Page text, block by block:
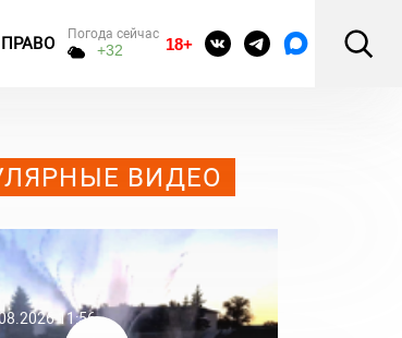
ПРАВО Погода сейчас
+32 18+
ВИДЕО
11:56